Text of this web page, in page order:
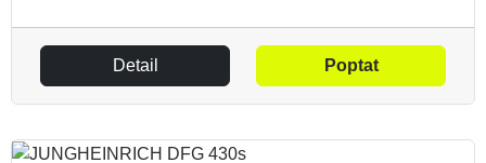
Detail Poptat